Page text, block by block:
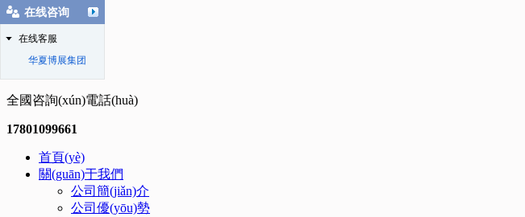
全國咨詢(xún)電話(huà)
17801099661
首頁(yè)
關(guān)于我們
公司簡(jiǎn)介
公司優(yōu)勢
在线咨询
在线客服
华夏博展集团